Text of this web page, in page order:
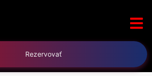
Rezervovať